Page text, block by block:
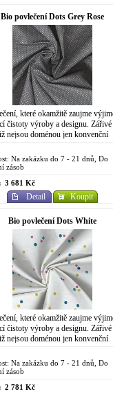
Bio povlečení Dots Grey Rose
které okamžitě zaujme
čistoty výroby a designu.
nejsou doménou jen konvenční
Na zakázku do 7 - 21 dnů, Do
zásob
3 681 Kč
Detail Koupit
Bio povlečení Dots White
které okamžitě zaujme
čistoty výroby a designu.
nejsou doménou jen konvenční
Na zakázku do 7 - 21 dnů, Do
zásob
2 781 Kč